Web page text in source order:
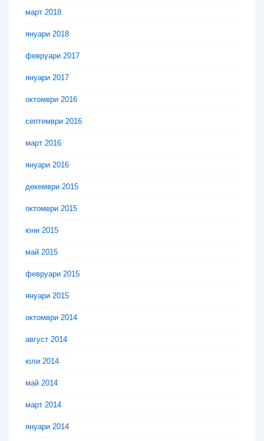
март 2018
януари 2018
февруари 2017
януари 2017
октомври 2016
септември 2016
март 2016
януари 2016
декември 2015
октомври 2015
юни 2015
май 2015
февруари 2015
януари 2015
октомври 2014
август 2014
юли 2014
май 2014
март 2014
януари 2014